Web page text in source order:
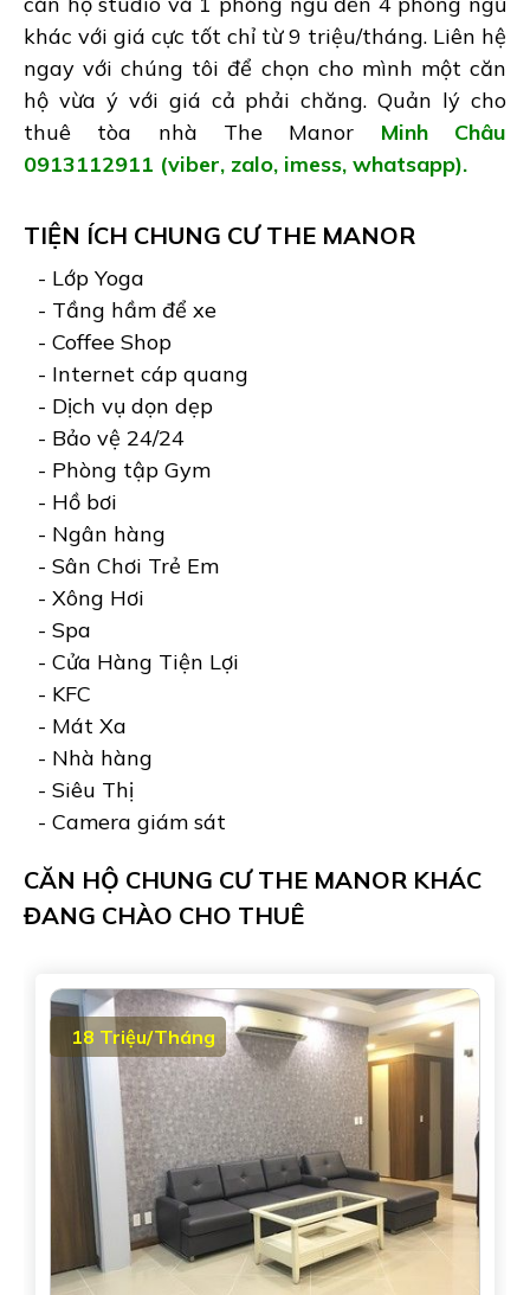
khác với giá cực tốt chỉ từ 9 triệu/tháng. Liên hệ
ngay với chúng tôi để chọn cho mình một căn
hộ vừa ý với giá cả phải chăng. Quản lý cho
thuê tòa nhà The Manor Minh Châu
0913112911 (viber, zalo, imess, whatsapp).
TIỆN ÍCH CHUNG CƯ THE MANOR
- Lớp Yoga
- Tầng hầm để xe
- Coffee Shop
- Internet cáp quang
- Dịch vụ dọn dẹp
- Bảo vệ 24/24
- Phòng tập Gym
- Hồ bơi
- Ngân hàng
- Sân Chơi Trẻ Em
- Xông Hơi
- Spa
- Cửa Hàng Tiện Lợi
- KFC
- Mát Xa
- Nhà hàng
- Siêu Thị
- Camera giám sát
CĂN HỘ CHUNG CƯ THE MANOR KHÁC
ĐANG CHÀO CHO THUÊ
18 Triệu/Tháng